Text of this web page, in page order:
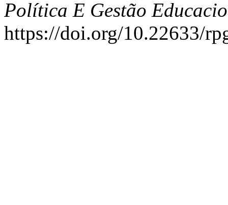
Política E Gestão
https://doi.org/10.22633/